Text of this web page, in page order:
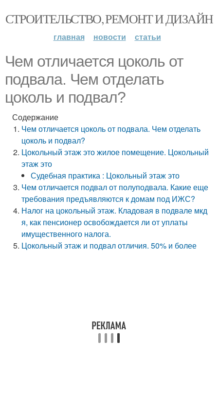
СТРОИТЕЛЬСТВО, РЕМОНТ И ДИЗАЙН
главная новости статьи
Чем отличается цоколь от
подвала. Чем отделать
цоколь и подвал?
Содержание
Чем отличается цоколь от подвала. Чем отделать
цоколь и подвал?
Цокольный этаж это жилое помещение. Цокольный
этаж это
Судебная практика : Цокольный этаж это
Чем отличается подвал от полуподвала. Какие еще
требования предъявляются к домам под ИЖС?
Налог на цокольный этаж. Кладовая в подвале мкд
я, как пенсионер освобождается ли от уплаты
имущественного налога.
Цокольный этаж и подвал отличия. 50% и более